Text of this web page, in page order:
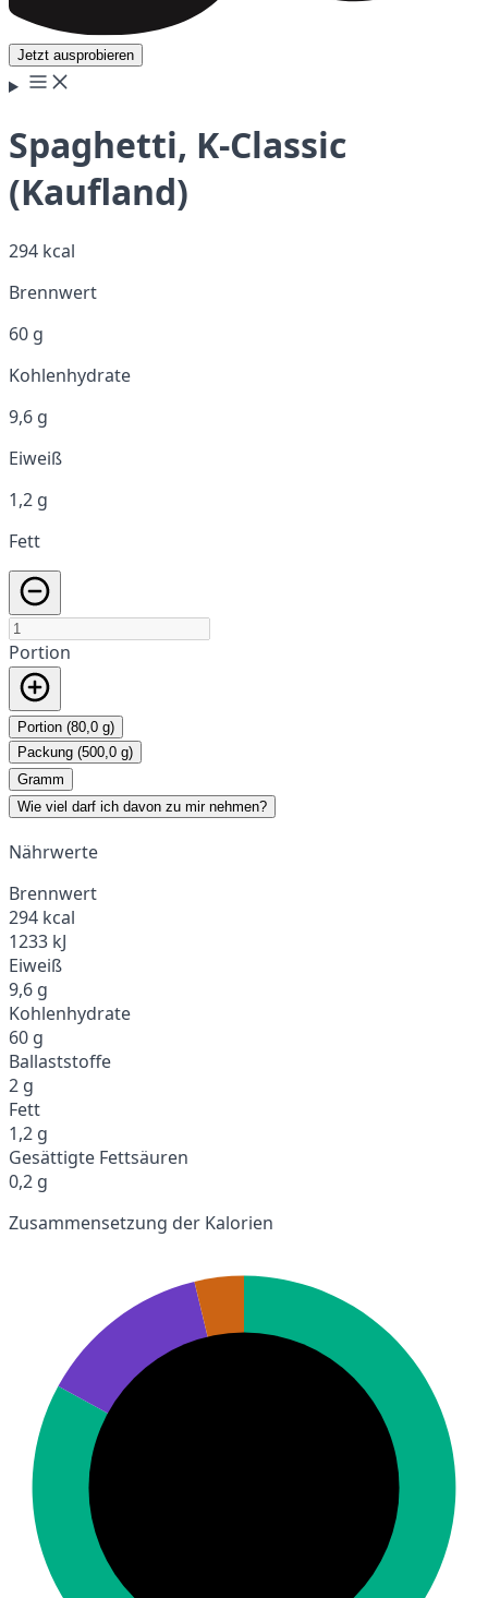
Jetzt ausprobieren
Spaghetti, K-Classic
(Kaufland)
294 kcal
Brennwert
60 g
Kohlenhydrate
9,6 g
Eiweiß
1,2 g
Fett
Portion
Portion (80,0 g)
Packung (500,0 g)
Gramm
Wie viel darf ich davon zu mir nehmen?
Nährwerte
Brennwert
294 kcal
1233 kJ
Eiweiß
9,6 g
Kohlenhydrate
60 g
Ballaststoffe
2 g
Fett
1,2 g
Gesättigte Fettsäuren
0,2 g
Zusammensetzung der Kalorien